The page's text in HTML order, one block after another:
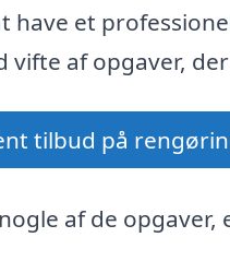
have et
vifte af opgaver,
tilbud på
af de